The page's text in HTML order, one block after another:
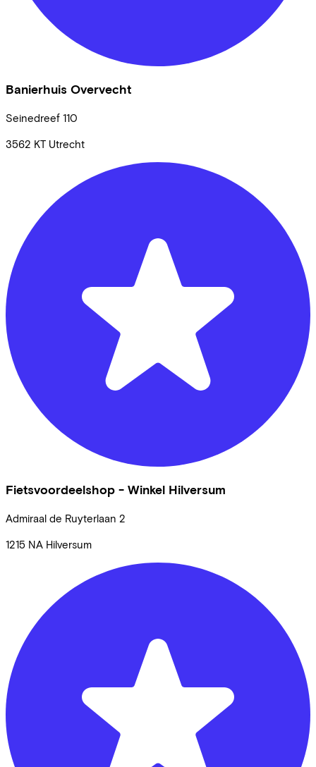
Banierhuis Overvecht
Seinedreef 110
3562 KT Utrecht
Fietsvoordeelshop - Winkel Hilversum
Admiraal de Ruyterlaan 2
1215 NA Hilversum